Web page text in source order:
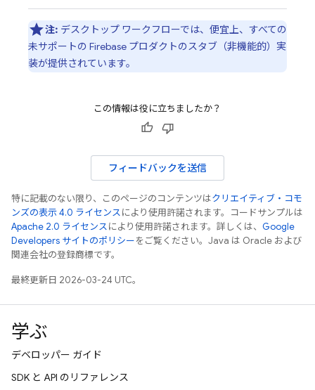
注: デスクトップ ワークフローでは、便宜上、すべての
未サポートの Firebase プロダクトのスタブ（非機能的）実
装が提供されています。
この情報は役に立ちましたか？
フィードバックを送信
特に記載のない限り、このページのコンテンツはクリエイティブ・コモ
ンズの表示 4.0 ライセンスにより使用許諾されます。コードサンプルは
Apache 2.0 ライセンスにより使用許諾されます。詳しくは、 Google
Developers サイトのポリシーをご覧ください。Java は Oracle および
関連会社の登録商標です。
最終更新日 2026-03-24 UTC。
学ぶ
デベロッパー ガイド
SDK と API のリファレンス